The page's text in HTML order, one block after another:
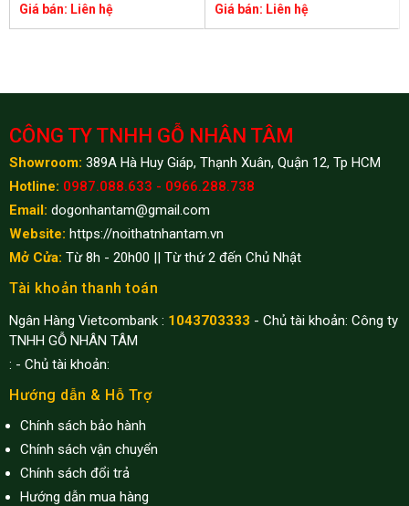
Giá bán: Liên hệ Giá bán: Liên hệ
CÔNG TY TNHH GỖ NHÂN TÂM
Showroom: 389A Hà Huy Giáp, Thạnh Xuân, Quận 12, Tp HCM
Hotline: 0987.088.633 - 0966.288.738
Email: dogonhantam@gmail.com
Website: https://noithatnhantam.vn
Mở Cửa: Từ 8h - 20h00 || Từ thứ 2 đến Chủ Nhật
Tài khoản thanh toán
Ngân Hàng Vietcombank : 1043703333 - Chủ tài khoản: Công ty
TNHH GỖ NHÂN TÂM
: - Chủ tài khoản:
Hướng dẫn & Hỗ Trợ
Chính sách bảo hành
Chính sách vận chuyển
Chính sách đổi trả
Hướng dẫn mua hàng